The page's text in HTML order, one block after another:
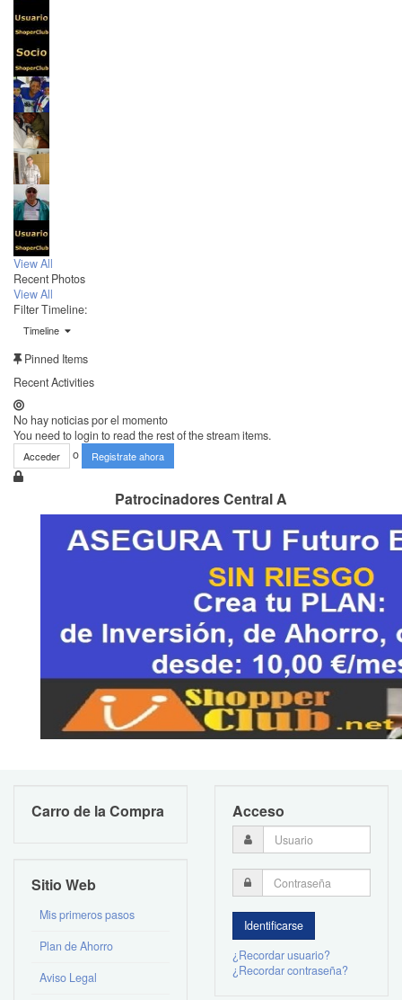
View All
Recent Photos
View All
Filter Timeline:
Timeline
Pinned Items
Recent Activities
No hay noticias por el momento
You need to login to read the rest of the stream items.
Acceder o Registrate ahora
Patrocinadores Central A
Carro de la Compra
Sitio Web
Mis primeros pasos
Plan de Ahorro
Aviso Legal
Acceso
¿Recordar usuario?
¿Recordar contraseña?